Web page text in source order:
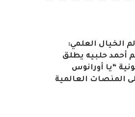
الخيال العلمي:
أحمد حلبيه يطلق
“يا أورانوس
المنصات العالمية